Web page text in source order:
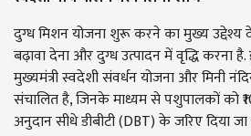
दुग्ध मिशन योजना शुरू करने का मुख्य उद्देश्य
बढ़ावा देना और दुग्ध उत्पादन में वृद्धि करना
मुख्यमंत्री स्वदेशी संवर्धन योजना और मिनी
संचालित है, जिनके माध्यम से पशुपालकों को
अनुदान सीधे डीबीटी (DBT) के जरिए दिया जा